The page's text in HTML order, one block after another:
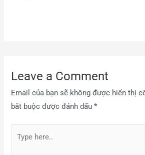
Leave a Comment
Email của bạn sẽ không được hiển thị
bắt buộc được đánh dấu*